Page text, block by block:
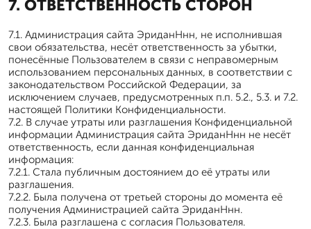
7. ОТВЕТСТВЕННОСТЬ СТОРОН
7.1. Администрация сайта ЭриданНнн, не исполнившая
свои обязательства, несёт ответственность за убытки,
понесённые Пользователем в связи с неправомерным
использованием персональных данных, в соответствии с
законодательством Российской Федерации, за
исключением случаев, предусмотренных п.п. 5.2., 5.3. и 7.2.
настоящей Политики Конфиденциальности.
7.2. В случае утраты или разглашения Конфиденциальной
информации Администрация сайта ЭриданНнн не несёт
ответственность, если данная конфиденциальная
информация:
7.2.1. Стала публичным достоянием до её утраты или
разглашения.
7.2.2. Была получена от третьей стороны до момента её
получения Администрацией сайта ЭриданНнн.
7.2.3. Была разглашена с согласия Пользователя.